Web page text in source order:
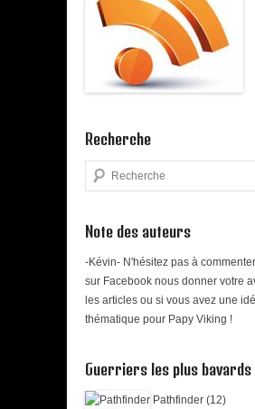
Recherche
Search
Note des auteurs
-Kévin- N'hésitez pas à
sur Facebook nous donner votre
les articles ou si vous avez une
thématique pour Papy Viking !
Guerriers les plus bavards
Pathfinder (12)